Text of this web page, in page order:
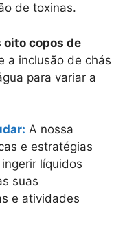
de toxinas.
oito copos de
a inclusão de chás
para variar a
A nossa
e estratégias
líquidos
suas
e atividades